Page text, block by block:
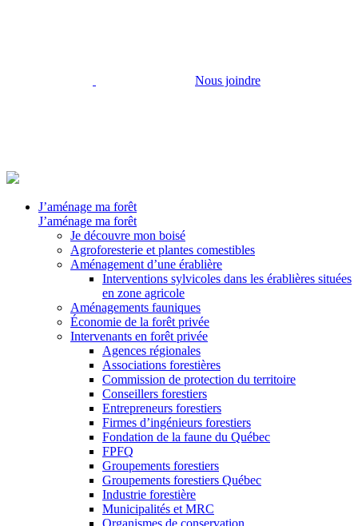
Nous joindre
J’aménage ma forêt
J’aménage ma forêt
Je découvre mon boisé
Agroforesterie et plantes comestibles
Aménagement d’une érablière
Interventions sylvicoles dans les érablières situées
en zone agricole
Aménagements fauniques
Économie de la forêt privée
Intervenants en forêt privée
Agences régionales
Associations forestières
Commission de protection du territoire
Conseillers forestiers
Entrepreneurs forestiers
Firmes d’ingénieurs forestiers
Fondation de la faune du Québec
FPFQ
Groupements forestiers
Groupements forestiers Québec
Industrie forestière
Municipalités et MRC
Organismes de conservation